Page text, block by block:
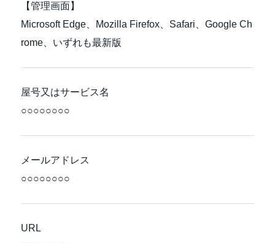
【管理画面】
Microsoft Edge、Mozilla Firefox、Safari、Google Ch
rome、いずれも最新版
屋号又はサービス名
○○○○○○○○
メールアドレス
○○○○○○○○
URL